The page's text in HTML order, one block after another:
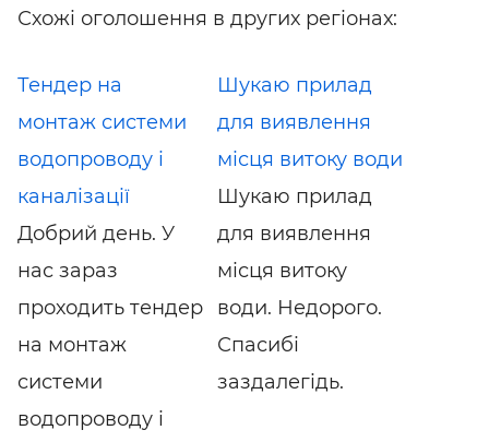
Схожі оголошення в других регіонах:
Тендер на
монтаж системи
водопроводу і
каналізації
Добрий день. У
нас зараз
проходить тендер
на монтаж
системи
водопроводу і
Шукаю прилад
для виявлення
місця витоку води
Шукаю прилад
для виявлення
місця витоку
води. Недорого.
Спасибі
заздалегідь.